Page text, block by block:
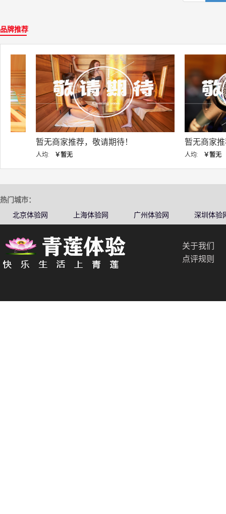
品牌推荐
暂无商家推荐，敬请期待！
￥暂无
暂无商家推荐，
￥暂无
热门城市：
北京体验网
上海体验网 广州体验网 深圳体验
关于我们
点评规则